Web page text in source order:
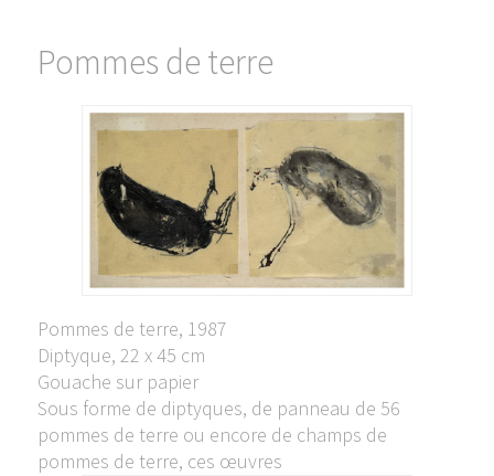
Pommes de terre
Pommes de terre, 1987
Diptyque, 22 x 45 cm
Gouache sur papier
Sous forme de diptyques, de panneau de 56
pommes de terre ou encore de champs de
pommes de terre, ces œuvres